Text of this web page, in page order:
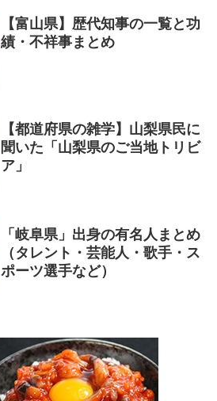
【富山県】歴代知事の一覧と功
績・不祥事まとめ
【都道府県の雑学】山梨県民に
聞いた「山梨県のご当地トリビ
ア」
「岐阜県」出身の有名人まとめ
（タレント・芸能人・歌手・ス
ポーツ選手など）